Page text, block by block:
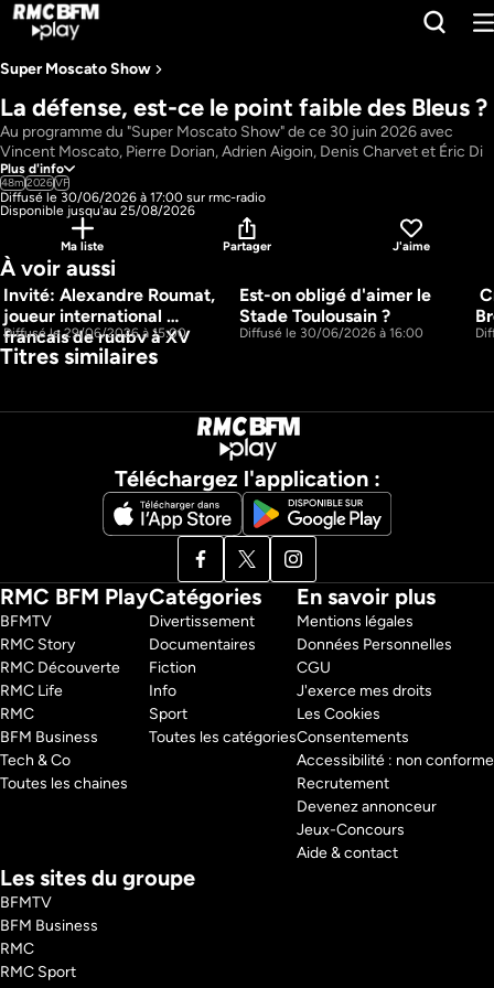
Super Moscato Show ​
La défense, est-ce le point faible des Bleus ?
Au programme du "Super Moscato Show" de ce 30 juin 2026 avec
Vincent Moscato, Pierre Dorian, Adrien Aigoin, Denis Charvet et Éric Di
Meco : La défense, est-ce le point faible des Bleus ? ; Suite Bleus ; le
Maroc est devenu une grande Nation du Foot.
Pays : France
Présentateur :
Vincent Moscato, Pierre Dorian, Adrien Aigoin, Denis
Charvet, Éric Di Meco
Plus d'info
48m2026VF
Diffusé le 30/06/2026 à 17:00 sur rmc-radio
Disponible jusqu'au 25/08/2026
Ma liste Partager J'aime
À voir aussi
53m
Invité: Alexandre Roumat,
joueur international
français de rugby à XV
Diffusé le 29/06/2026 à 15:00
Est-on obligé d'aimer le
Stade Toulousain ?
Diffusé le 30/06/2026 à 16:00
Titres similaires
Téléchargez l'application :
RMC BFM Play
BFMTV
RMC Story
RMC Découverte
RMC Life
RMC
BFM Business
Tech & Co
Toutes les chaines
Catégories
Divertissement
Documentaires
Fiction
Info
Sport
Toutes les catégories
En savoir plus
Mentions légales
Données Personnelles
CGU
J'exerce mes droits
Les Cookies
Consentements
Accessibilité : non conforme
Recrutement
Devenez annonceur
Jeux-Concours
Aide & contact
Les sites du groupe
BFMTV
BFM Business
RMC
RMC Sport